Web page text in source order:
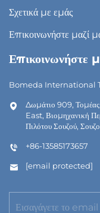
Σχετικά με εμάς
Επικοινωνήστε μαζί
Επικοινωνήστε
Bomeda International
Δωμάτιο 909,
East, Βιομηχανική
Πιλότου Σουζού,
+86-13585173657
[email protected]